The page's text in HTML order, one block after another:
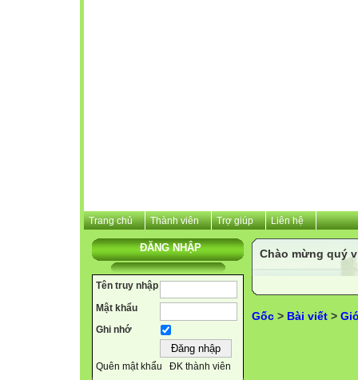
Trang chủ Thành viên Trợ giúp Liên hệ
ĐĂNG NHẬP
Tên truy nhập
Mật khẩu
Ghi nhớ
Quên mật khẩu ĐK thành viên
Chào mừng quý
Gốc > Bài viết >